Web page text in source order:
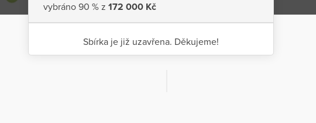
vybráno 90 % z 172 000 Kč
Sbírka je již uzavřena. Děkujeme!